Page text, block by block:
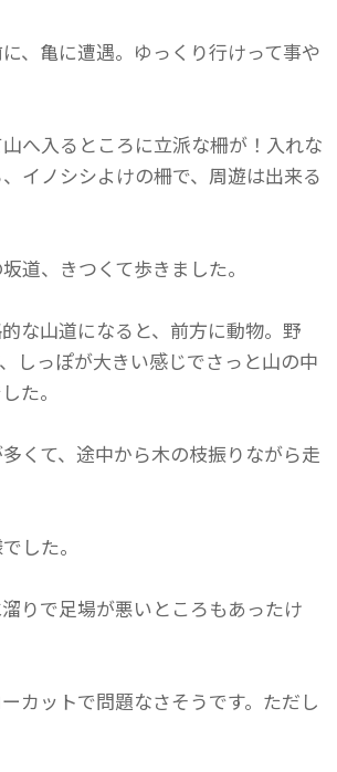
、亀に遭遇。ゆっくり行けって事や
へ入るところに立派な柵が！入れな
イノシシよけの柵で、周遊は出来る
道、きつくて歩きました。
な山道になると、前方に動物。野
しっぽが大きい感じでさっと山の中
た。
くて、途中から木の枝振りながら走
した。
りで足場が悪いところもあったけ
カットで問題なさそうです。ただし